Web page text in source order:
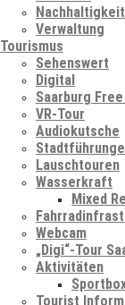
Nachhaltigkeit
Verwaltung
Tourismus
Sehenswert
Digital
Saarburg Free
VR-Tour
Audiokutsche
Lauschtouren
Wasserkraft
Mixed
Webcam
„Digi“-Tour
Aktivitäten
Tourist